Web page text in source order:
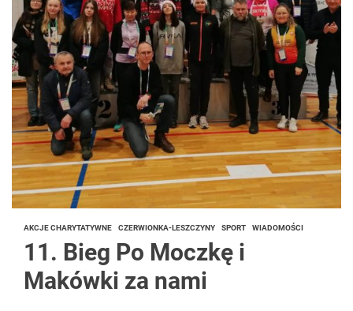
AKCJE CHARYTATYWNE CZERWIONKA-LESZCZYNY SPORT WIADOMOŚCI
11. Bieg Po Moczkę i
Makówki za nami